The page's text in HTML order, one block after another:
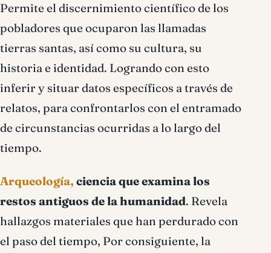
Permite el discernimiento científico de los
pobladores que ocuparon las llamadas
tierras santas, así como su cultura, su
historia e identidad. Logrando con esto
inferir y situar datos específicos a través de
relatos, para confrontarlos con el entramado
de circunstancias ocurridas a lo largo del
tiempo.
Arqueología, ciencia que examina los
restos antiguos de la humanidad. Revela
hallazgos materiales que han perdurado con
el paso del tiempo, Por consiguiente, la